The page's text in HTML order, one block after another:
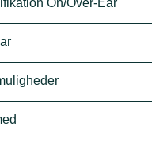
On/Over-Ear